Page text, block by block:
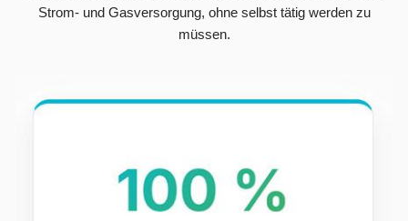
Strom- und Gasversorgung, ohne selbst tätig werden zu
müssen.